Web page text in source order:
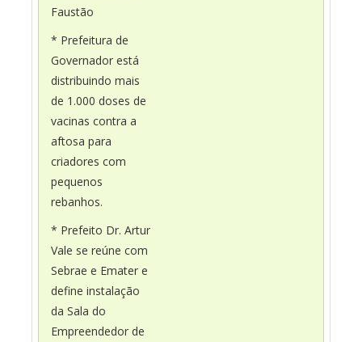
Faustão
* Prefeitura de
Governador está
distribuindo mais
de 1.000 doses de
vacinas contra a
aftosa para
criadores com
pequenos
rebanhos.
* Prefeito Dr. Artur
Vale se reúne com
Sebrae e Emater e
define instalação
da Sala do
Empreendedor de